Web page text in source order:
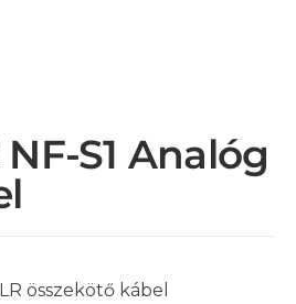
S1 Analóg
összekötő kábel